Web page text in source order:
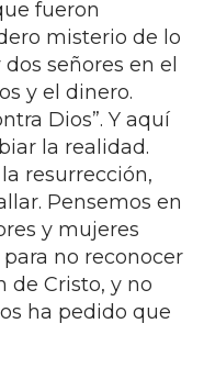
fueron
misterio de lo
señores en el
y el dinero.
Dios”. Y aquí
la realidad.
resurrección,
Pensemos en
y mujeres
no reconocer
de Cristo, y no
ha pedido que